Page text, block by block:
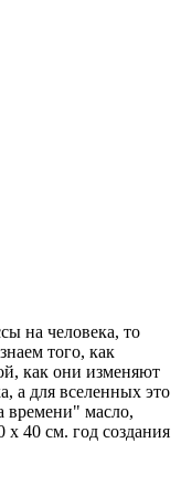
на человека, то
того, как
как они изменяют
а для вселенных это
масло,
х 40 см. год создания